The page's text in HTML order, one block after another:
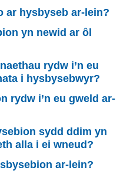
ar hysbyseb ar-lein?
yn newid ar ôl
rydw i’n eu
i hysbysebwyr?
rydw i’n eu gweld ar-
sydd ddim yn
alla i ei wneud?
ar-lein?